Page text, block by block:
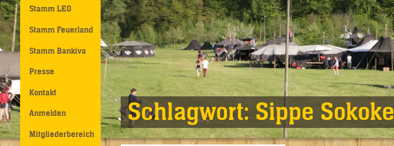
Stamm LEO
Stamm Feuerland
Stamm Bankiva
Presse
Kontakt
Anmelden
Mitgliederbereich
Schlagwort: Sippe Sokoke